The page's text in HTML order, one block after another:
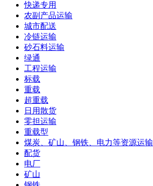
快递专用
农副产品运输
城市配送
冷链运输
砂石料运输
绿通
工程运输
标载
重载
超重载
日用散货
零担运输
重载型
煤炭、矿山、钢铁、电力等资源运输
配货
电厂
矿山